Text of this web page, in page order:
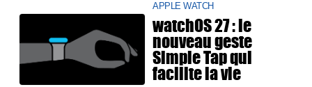
APPLE WATCH
watchOS 27 : le
nouveau geste
Simple Tap qui
facilite la vie